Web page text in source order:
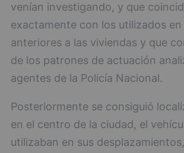
venían investigando, y que
exactamente con los utilizados en
anteriores a las viviendas y que
de los patrones de actuación
agentes de la Policía Nacional.
Posteriormente se consiguió
en el centro de la ciudad, el
utilizaban en sus